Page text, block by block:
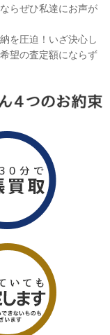
らぜひ私達にお声が
を圧迫！いざ決心し
望の査定額にならず